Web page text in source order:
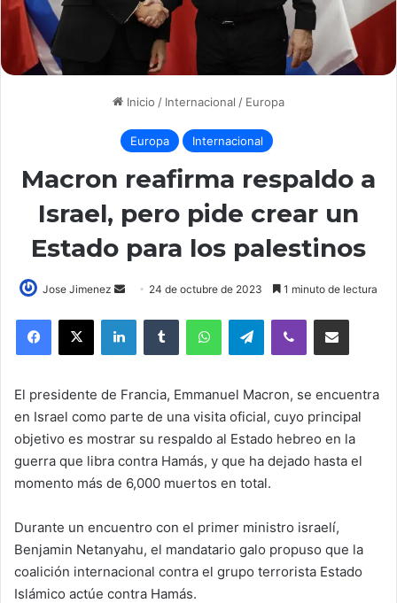
Inicio / Internacional / Europa
Europa Internacional
Macron reafirma respaldo a
Israel, pero pide crear un
Estado para los palestinos
Jose Jimenez
Send 24 de octubre de 2023 1 minuto de lectura
LinkedInTumblr WhatsAppTelegramViber Compartir por correo
El presidente de Francia, Emmanuel Macron, se encuentra
en Israel como parte de una visita oficial, cuyo principal
objetivo es mostrar su respaldo al Estado hebreo en la
guerra que libra contra Hamás, y que ha dejado hasta el
momento más de 6,000 muertos en total.
Durante un encuentro con el primer ministro israelí,
Benjamin Netanyahu, el mandatario galo propuso que la
coalición internacional contra el grupo terrorista Estado
Islámico actúe contra Hamás.